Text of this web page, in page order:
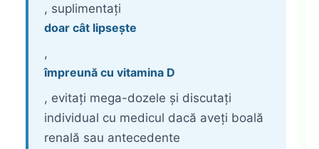
, suplimentați
doar cât lipsește
,
împreună cu vitamina D
, evitați mega-dozele și discutați
individual cu medicul dacă aveți boală
renală sau antecedente